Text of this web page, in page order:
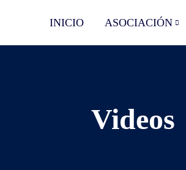
INICIO ASOCIACIÓN
Videos